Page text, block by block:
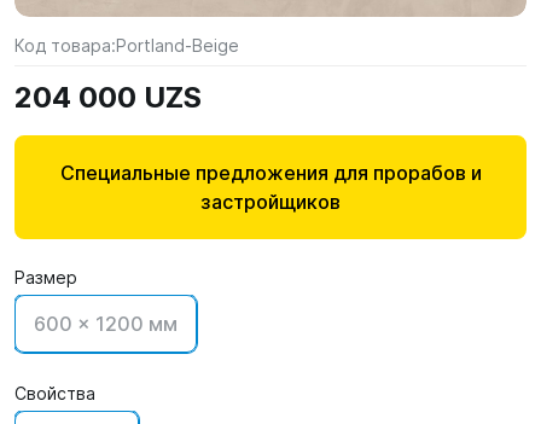
Код товара:Portland-Beige
204 000 UZS
Специальные предложения для прорабов и
застройщиков
Размер
600 x 1200 мм
Свойства